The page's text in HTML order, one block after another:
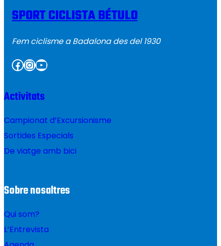
SPORT CICLISTA BÉTULO
Fem ciclisme a Badalona des del 1930
Facebook InstagramYouTube
Activitats
Campionat d’Excursionisme
Sortides Especials
De viatge amb bici
Sobre nosaltres
Qui som?
L’Entrevista